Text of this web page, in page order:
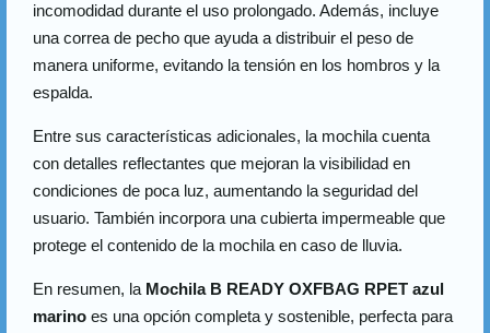
incomodidad durante el uso prolongado. Además, incluye
una correa de pecho que ayuda a distribuir el peso de
manera uniforme, evitando la tensión en los hombros y la
espalda.
Entre sus características adicionales, la mochila cuenta
con detalles reflectantes que mejoran la visibilidad en
condiciones de poca luz, aumentando la seguridad del
usuario. También incorpora una cubierta impermeable que
protege el contenido de la mochila en caso de lluvia.
En resumen, la Mochila B READY OXFBAG RPET azul
marinoes una opción completa y sostenible, perfecta para